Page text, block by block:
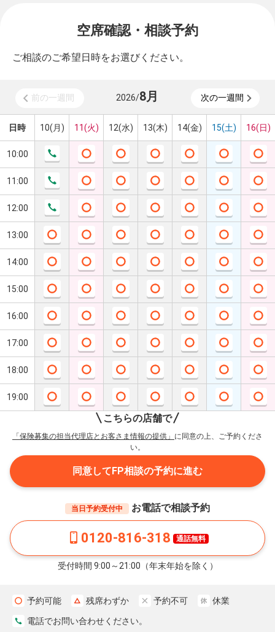
空席確認・相談予約
ご相談のご希望日時をお選びください。
前の一週間 2026/8月 次の一週間
日時
10:00
11:00
12:00
13:00
14:00
15:00
16:00
17:00
18:00
19:00
10(月) 11(火) 12(水) 13(木) 14(金) 15(土) 16(日)
こちらの店舗で
「保険募集の担当代理店とお客さま情報の提供」 に同意の上、ご予約くださ
い。
同意してFP相談の予約に進む
当日予約受付中 お電話で相談予約
0120-816-318 通話無料
受付時間 9:00～21:00（年末年始を除く）
予約可能 残席わずか 予約不可 休業
電話でお問い合わせください。